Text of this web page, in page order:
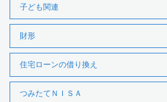
子ども関連
財形
住宅ローンの借り換え
つみたてＮＩＳＡ